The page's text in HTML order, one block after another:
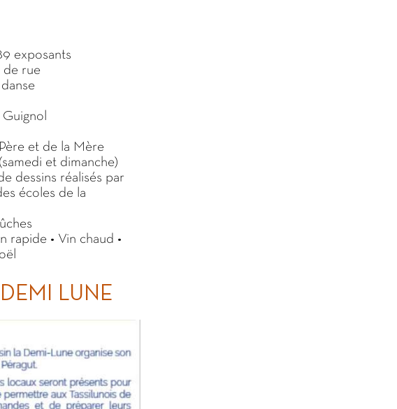
exposants
de rue
Guignol
et de la Mère
et dimanche)
dessins réalisés par
écoles de la
rapide • Vin chaud •
LUNE